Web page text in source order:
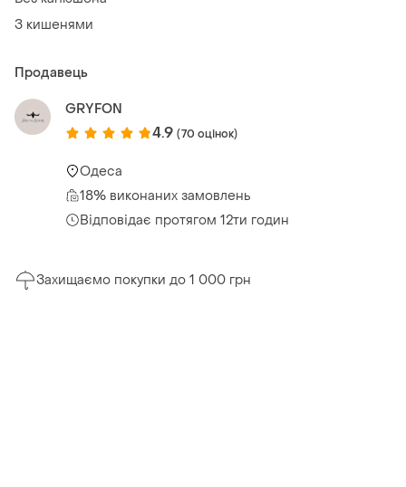
З кишенями
Продавець
GRYFON
4.9 (70 оцінок)
Одеса
18% виконаних замовлень
Відповідає протягом 12ти годин
Захищаємо покупки до 1 000 грн